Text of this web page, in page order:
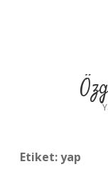
Etiket:yap